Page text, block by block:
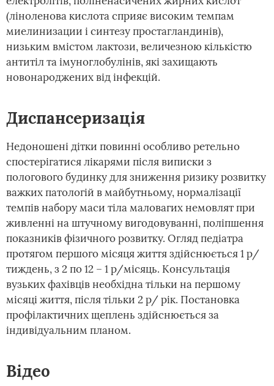
(ліноленова кислота сприяє високим темпам
миелинизации і синтезу простагландинів),
низьким вмістом лактози, величезною кількістю
антитіл та імуноглобулінів, які захищають
новонароджених від інфекцій.
Диспансеризація
Недоношені дітки повинні особливо ретельно
спостерігатися лікарями після виписки з
пологового будинку для зниження ризику розвитку
важких патологій в майбутньому, нормалізації
темпів набору маси тіла маловагих немовлят при
живленні на штучному вигодовуванні, поліпшення
показників фізичного розвитку. Огляд педіатра
протягом першого місяця життя здійснюється 1 р/
тиждень, з 2 по 12 – 1 р/місяць. Консультація
вузьких фахівців необхідна тільки на першому
місяці життя, після тільки 2 р/ рік. Постановка
профілактичних щеплень здійснюється за
індивідуальним планом.
Відео